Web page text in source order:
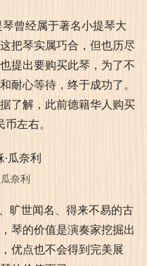
曾经属于著名小提琴大
把琴实属巧合，但也历尽
提出要购买此琴，为了不
耐心等待，终于成功了。
了解，此前德籍华人购买
左右。
奈利
旷世闻名、得来不易的古
琴的价值是演奏家挖掘出
优点也不会得到完美展